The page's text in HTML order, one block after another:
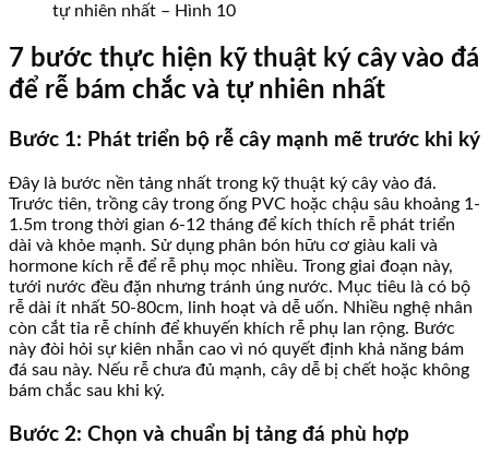
tự nhiên nhất – Hình 10
7 bước thực hiện kỹ thuật ký cây vào đá
để rễ bám chắc và tự nhiên nhất
Bước 1: Phát triển bộ rễ cây mạnh mẽ trước khi ký
Đây là bước nền tảng nhất trong kỹ thuật ký cây vào đá.
Trước tiên, trồng cây trong ống PVC hoặc chậu sâu khoảng 1-
1.5m trong thời gian 6-12 tháng để kích thích rễ phát triển
dài và khỏe mạnh. Sử dụng phân bón hữu cơ giàu kali và
hormone kích rễ để rễ phụ mọc nhiều. Trong giai đoạn này,
tưới nước đều đặn nhưng tránh úng nước. Mục tiêu là có bộ
rễ dài ít nhất 50-80cm, linh hoạt và dễ uốn. Nhiều nghệ nhân
còn cắt tỉa rễ chính để khuyến khích rễ phụ lan rộng. Bước
này đòi hỏi sự kiên nhẫn cao vì nó quyết định khả năng bám
đá sau này. Nếu rễ chưa đủ mạnh, cây dễ bị chết hoặc không
bám chắc sau khi ký.
Bước 2: Chọn và chuẩn bị tảng đá phù hợp